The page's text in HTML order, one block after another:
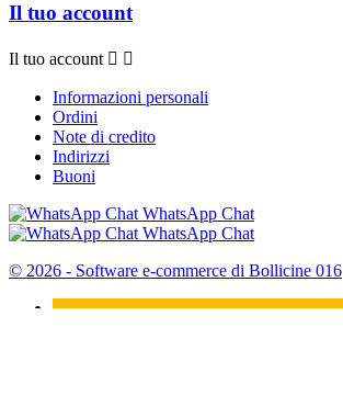
Il tuo account
Il tuo account  
Informazioni personali
Ordini
Note di credito
Indirizzi
Buoni
WhatsApp Chat
WhatsApp Chat
© 2026 - Software e-commerce di Bollicine 016